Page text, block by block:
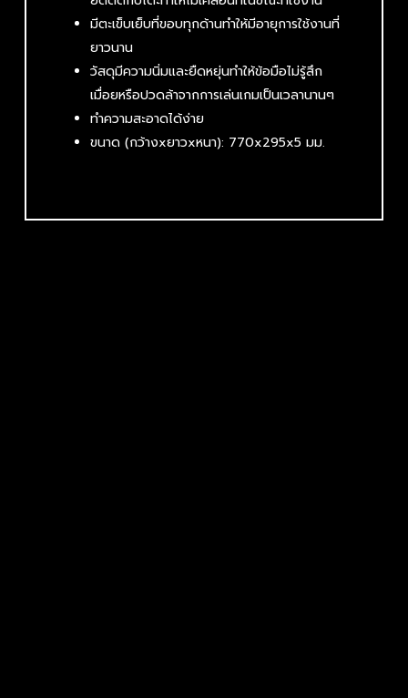
มีตะเข็บเย็บที่ขอบทุกด้านทำให้มีอายุการใช้งานที่
ยาวนาน
วัสดุมีความนิ่มและยืดหยุ่นทำให้ข้อมือไม่รู้สึก
เมื่อยหรือปวดล้าจากการเล่นเกมเป็นเวลานานๆ
ทำความสะอาดได้ง่าย
ขนาด (กว้างxยาวxหนา): 770x295x5 มม.